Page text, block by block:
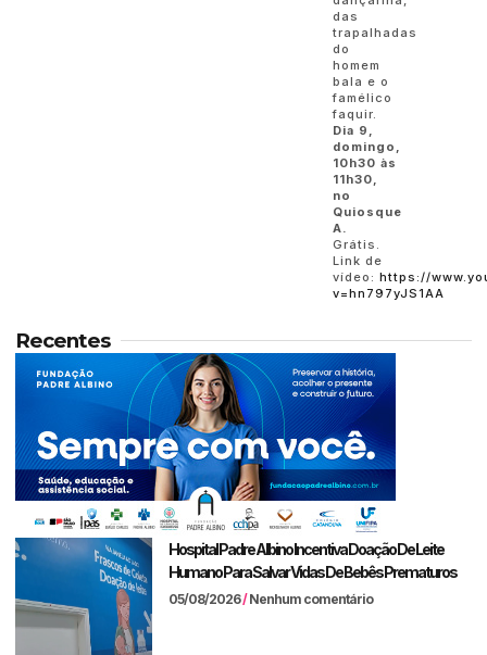
das
trapalhadas
do
homem
bala e o
famélico
faquir.
Dia 9,
domingo,
10h30 às
11h30,
no
Quiosque
A.
Grátis.
Link de
vídeo: https://
v=hn797yJS1AA
Recentes
Hospital Padre Albino Incentiva Doação De Leite
Humano Para Salvar Vidas De Bebês Prematuros
05/08/2026 Nenhum comentário